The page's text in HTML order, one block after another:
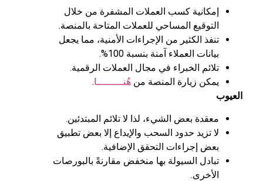
إمكانية كسب العملات المشفرة من خلال
التوقيع المساحي للعملات المتاحة بالمنصة.
تنفذ الكثير من الإجراءات الأمنية، مما يجعل
بيانات العملاء آمنة بنسبة 100%.
تلائم الخبراء في مجال العملات الرقمية.
يمكن زيارة المنصة من هُنـــــــــا.
العيوب
معقدة بعض الشيء، لذا لا تلائم المبتدئين.
لا تزيد حدود السحب والإيداع إلا بعض تطبيق
بعض إجراءات التحقق الإضافية.
تبادل السيولة بها منخفض مقارنةً بالبورصات
الأخرى.